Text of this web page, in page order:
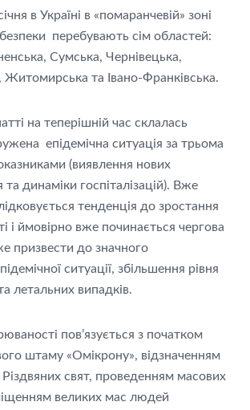
в Україні в «помаранчевій» зоні
перебувають сім областей:
Сумська, Чернівецька,
Житомирська та Івано-Франківська.
на теперішній час склалась
епідемічна ситуація за трьома
(виявлення нових
та динаміки госпіталізацій). Вже
тенденція до зростання
і ймовірно вже починається чергова
призвести до значного
ситуації, збільшення рівня
та летальних випадків.
пов’язується з початком
штаму «Омікрону», відзначенням
Різдвяних свят, проведенням масових
великих мас людей